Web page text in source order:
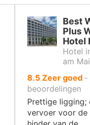
Best
Plus
Hotel
Hotel
am
8.5uit
10
,
Zeer goed ‐
beoordelingen
Prettige ligging;
vervoer voor de